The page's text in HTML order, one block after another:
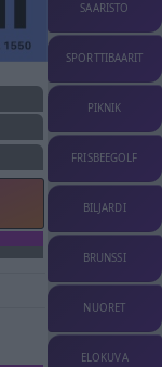
SAARISTO
SPORTTIBAARIT
PIKNIK
FRISBEEGOLF
BILJARDI
BRUNSSI
NUORET
ELOKUVA